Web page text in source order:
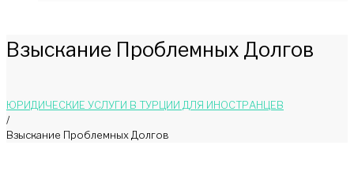
Взыскание Проблемных Долгов
ЮРИДИЧЕСКИЕ УСЛУГИ В ТУРЦИИ ДЛЯ ИНОСТРАНЦЕВ
/
Взыскание Проблемных Долгов